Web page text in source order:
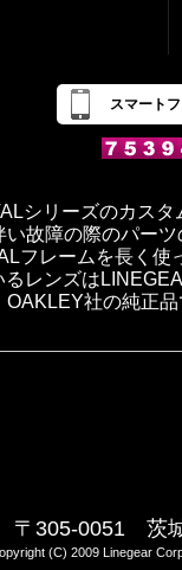
スマート
シリーズのカス
故障の際のパー
フレームを長く使
レンズは
OAKLEY社の純正品
305-0051 茨
(C) 2009 Linegear